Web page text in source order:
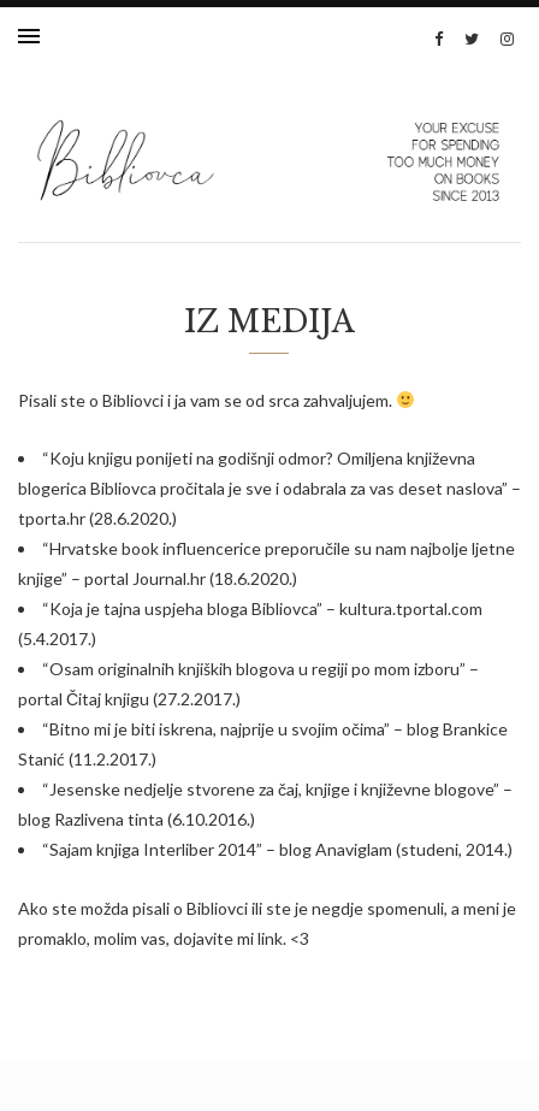
IZ MEDIJA
Pisali ste o Bibliovci i ja vam se od srca zahvaljujem.
“Koju knjigu ponijeti na godišnji odmor? Omiljena književna
blogerica Bibliovca pročitala je sve i odabrala za vas deset naslova” –
tporta.hr (28.6.2020.)
“Hrvatske book influencerice preporučile su nam najbolje ljetne
knjige” – portal Journal.hr (18.6.2020.)
“Koja je tajna uspjeha bloga Bibliovca” – kultura.tportal.com
(5.4.2017.)
“Osam originalnih knjiških blogova u regiji po mom izboru” –
portal Čitaj knjigu (27.2.2017.)
“Bitno mi je biti iskrena, najprije u svojim očima” – blog Brankice
Stanić (11.2.2017.)
“Jesenske nedjelje stvorene za čaj, knjige i književne blogove” –
blog Razlivena tinta (6.10.2016.)
“Sajam knjiga Interliber 2014” – blog Anaviglam (studeni, 2014.)
Ako ste možda pisali o Bibliovci ili ste je negdje spomenuli, a meni je
promaklo, molim vas, dojavite mi link. <3